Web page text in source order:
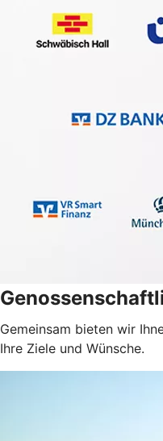
Gemeinsam bieten wir
Ihre Ziele und Wünsche.